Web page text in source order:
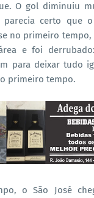
O gol diminuiu
parecia certo que
no primeiro
e foi
para deixar tudo
primeiro tempo.
o São José